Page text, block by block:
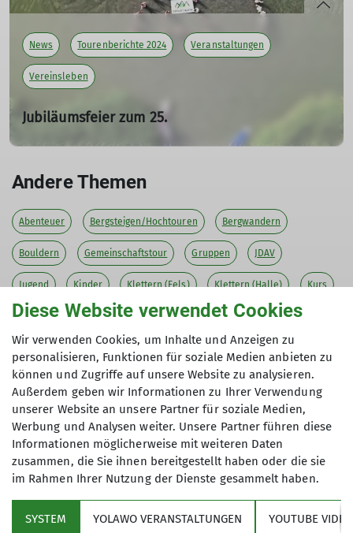
News Tourenberichte 2024 Veranstaltungen
Vereinsleben
Jubiläumsfeier zum 25.
mehr erfahren
Andere Themen
Abenteuer Bergsteigen/Hochtouren Bergwandern
Bouldern Gemeinschaftstour Gruppen JDAV
Jugend Kinder Klettern (Fels) Klettern (Halle) Kurs
MTB Natur News Paddeln Schneeschuhlaufen
Skilaufen Skitour Tour Tourenberichte
Tourenberichte 2021 Tourenberichte 2022
Tourenberichte 2023 Tourenberichte 2024
Tourenberichte 2025 Tourenberichte 2026 Veranstaltungen
Vereinsleben Wandern Wettkämpfe
Diese Website verwendet Cookies
Wir verwenden Cookies, um Inhalte und Anzeigen zu
personalisieren, Funktionen für soziale Medien anbieten zu
können und Zugriffe auf unsere Website zu analysieren.
Außerdem geben wir Informationen zu Ihrer Verwendung
unserer Website an unsere Partner für soziale Medien,
Werbung und Analysen weiter. Unsere Partner führen diese
Informationen möglicherweise mit weiteren Daten
zusammen, die Sie ihnen bereitgestellt haben oder die sie
im Rahmen Ihrer Nutzung der Dienste gesammelt haben.
SYSTEM YOLAWO VERANSTALTUNGEN YOUTUBE